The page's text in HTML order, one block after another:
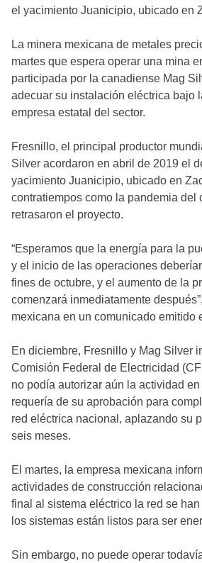
el yacimiento Juanicipio, ubicado en
La minera mexicana de metales
martes que espera operar una mina
participada por la canadiense Mag
adecuar su instalación eléctrica bajo
empresa estatal del sector.
Fresnillo, el principal productor
Silver acordaron en abril de 2019 el
yacimiento Juanicipio, ubicado en
contratiempos como la pandemia del
retrasaron el proyecto.
“Esperamos que la energía para la
y el inicio de las operaciones
fines de octubre, y el aumento de la
comenzará inmediatamente
mexicana en un comunicado emitido
En diciembre, Fresnillo y Mag Silver
Comisión Federal de Electricidad
no podía autorizar aún la actividad
requería de su aprobación para
red eléctrica nacional, aplazando su
seis meses.
El martes, la empresa mexicana
actividades de construcción
final al sistema eléctrico la red se
los sistemas están listos para ser
Sin embargo, no puede operar